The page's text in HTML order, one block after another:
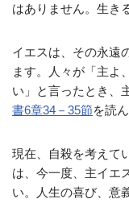
はありません。生き
イエスは、その永遠
ます。人々が「主よ
い」と言ったとき、
書6章34－35節を読
現在、自殺を考えて
は、今一度、主イエ
い。人生の喜び、意